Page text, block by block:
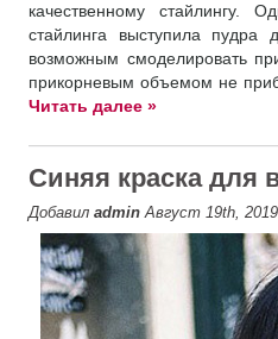
качественному стайлингу.
стайлинга выступила пудра
возможным смоделировать
прикорневым объемом не
Читать далее »
Синяя краска для
Добавил admin Август 19th, 2019